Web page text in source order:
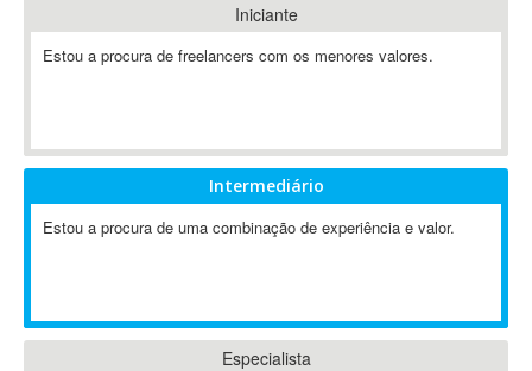
A-GPS
ABAP
Abaqus
ABBYY FineReader
Ableton
Iniciante
Estou a procura de freelancers com os menores valores.
Intermediário
Estou a procura de uma combinação de experiência e valor.
Especialista